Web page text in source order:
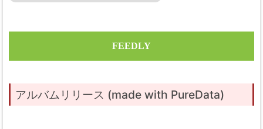
FEEDLY
アルバムリリース (made with PureData)